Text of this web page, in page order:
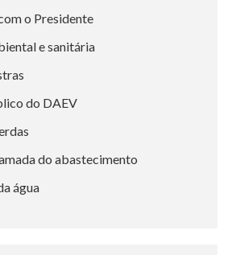
o Presidente
e sanitária
do DAEV
do abastecimento
água